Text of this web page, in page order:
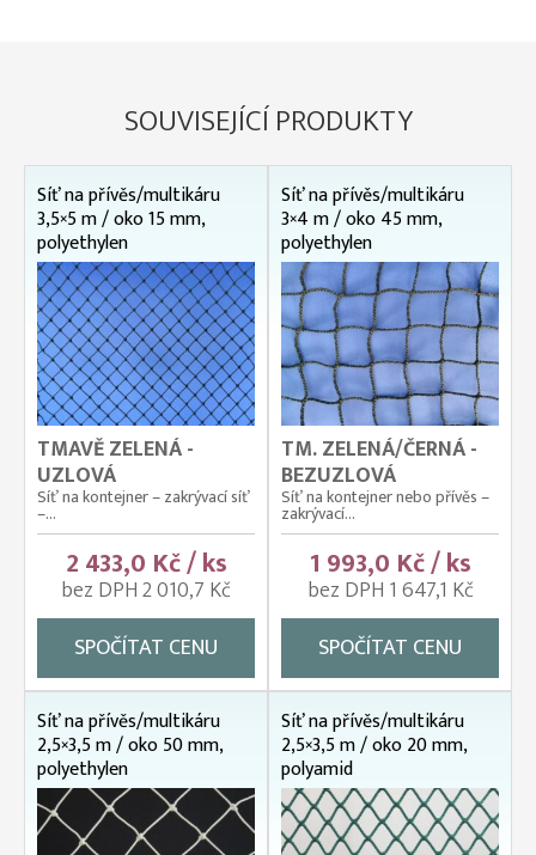
SOUVISEJÍCÍ PRODUKTY
Síť na přívěs/multikáru
3,5×5 m / oko 15 mm,
polyethylen
TMAVĚ ZELENÁ -
UZLOVÁ
Síť na kontejner – zakrývací síť
–...
2 433,0 Kč / ks
bez DPH 2 010,7 Kč
SPOČÍTAT CENU
Síť na přívěs/multikáru
3×4 m / oko 45 mm,
polyethylen
TM. ZELENÁ/ČERNÁ -
BEZUZLOVÁ
Síť na kontejner nebo přívěs –
zakrývací...
1 993,0 Kč / ks
bez DPH 1 647,1 Kč
SPOČÍTAT CENU
Síť na přívěs/multikáru
2,5×3,5 m / oko 50 mm,
polyethylen
Síť na přívěs/multikáru
2,5×3,5 m / oko 20 mm,
polyamid